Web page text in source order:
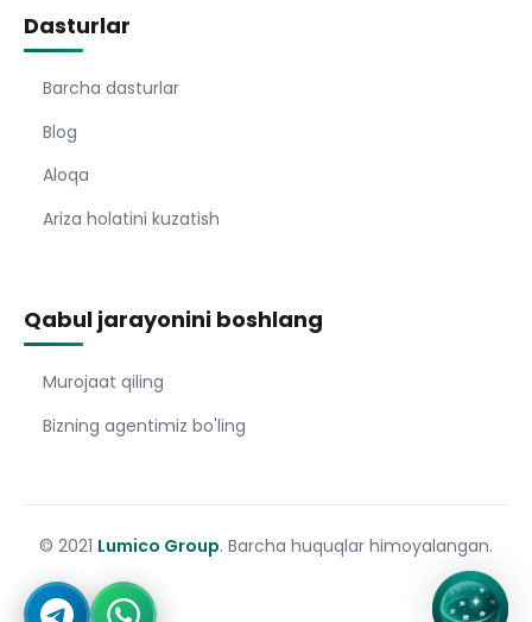
Dasturlar
Barcha dasturlar
Blog
Aloqa
Ariza holatini kuzatish
Qabul jarayonini boshlang
Murojaat qiling
Bizning agentimiz bo'ling
© 2021 Lumico Group. Barcha huquqlar himoyalangan.